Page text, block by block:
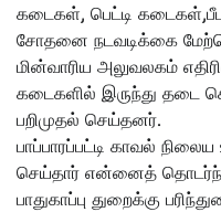
கடைகள், பெட்டி
சோதனை நடவடிக்கை
மின்வாரிய அலுவலகம்
கடைகளில் இருந்து தடை
பறிமுதல் செய்தனர்.
பாப்பாரப்பட்டி காவல்
செய்தார் என்னைத்
பாதுகாப்பு துறைக்கு